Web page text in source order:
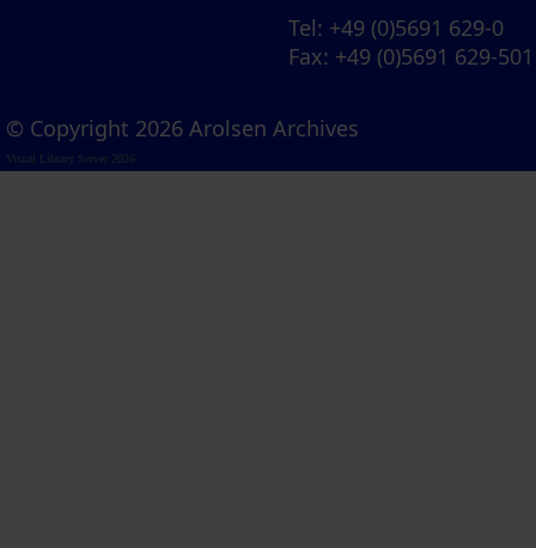
Tel: +49 (0)5691 629-0
Fax: +49 (0)5691 629-501
© Copyright 2026 Arolsen Archives
Visual Library Server 2026